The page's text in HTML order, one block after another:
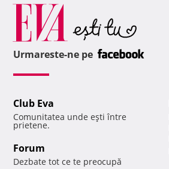
Urmareste-ne pe
Club Eva
Comunitatea unde eşti între
prietene.
Forum
Dezbate tot ce te preocupă